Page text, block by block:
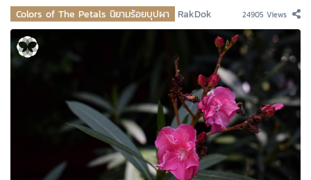
Colors of The Petals นิยามร้อยบุปผา RakDok 24905 Views